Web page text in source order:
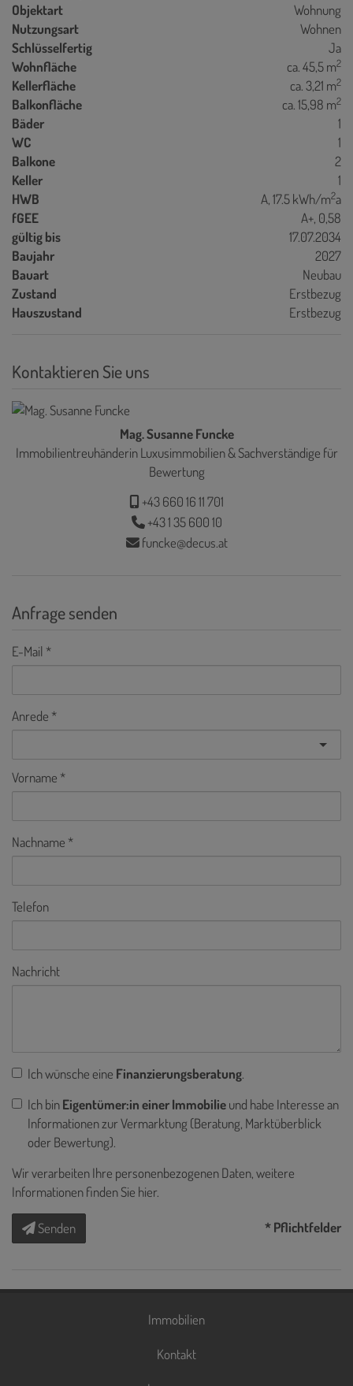
Objektart
Wohnung
Nutzungsart
Wohnen
Schlüsselfertig
Ja
Wohnfläche
ca. 45,5 m2
Kellerfläche ca. 3,21 m2
Balkonfläche ca. 15,98 m2
Bäder
1
WC
1
Balkone
2
Keller
1
HWB
A, 17.5 kWh/m2a
fGEE
A+, 0,58
gültig bis
17.07.2034
Baujahr
2027
Bauart
Neubau
Zustand
Erstbezug
Hauszustand
Erstbezug
Kontaktieren Sie uns
Mag. Susanne Funcke
Immobilientreuhänderin Luxusimmobilien & Sachverständige für
Bewertung
+43 660 16 11 701
+43 1 35 600 10
funcke@decus.at
Anfrage senden
E-Mail
Anrede
Vorname
Nachname
Telefon
Nachricht
Ich wünsche eine Finanzierungsberatung.
Ich binEigentümer:in einer Immobilieund habe Interesse an
Informationen zur Vermarktung (Beratung, Marktüberblick
oder Bewertung).
Wir verarbeiten Ihre personenbezogenen Daten, weitere
Informationen finden Sie hier.
Senden * Pflichtfelder
Immobilien
Kontakt